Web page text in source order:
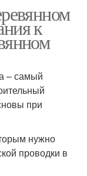
к
– самый
при
нужно
проводки в